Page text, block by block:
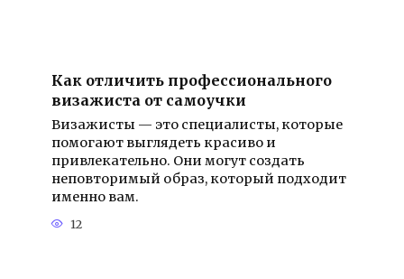
Как отличить профессионального
визажиста от самоучки
Визажисты — это специалисты, которые
помогают выглядеть красиво и
привлекательно. Они могут создать
неповторимый образ, который подходит
именно вам.
12